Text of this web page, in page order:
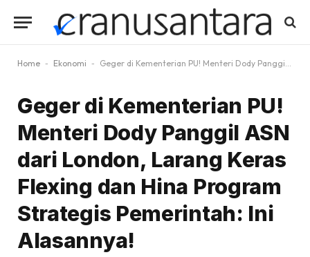
Home - Ekonomi - Geger di Kementerian PU! Menteri Dody Panggil ASN dari London, Larang Keras Flexing dan Hina Program Strategis Pemerintah: Ini Alasannya!
Geger di Kementerian PU!
Menteri Dody Panggil ASN
dari London, Larang Keras
Flexing dan Hina Program
Strategis Pemerintah: Ini
Alasannya!